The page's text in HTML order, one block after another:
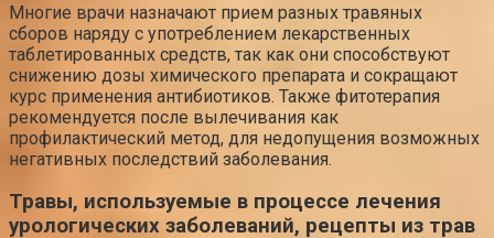
Многие врачи назначают прием разных травяных
сборов наряду с употреблением лекарственных
таблетированных средств, так как они способствуют
снижению дозы химического препарата и сокращают
курс применения антибиотиков. Также фитотерапия
рекомендуется после вылечивания как
профилактический метод, для недопущения возможных
негативных последствий заболевания.
Травы, используемые в процессе лечения
урологических заболеваний, рецепты из трав